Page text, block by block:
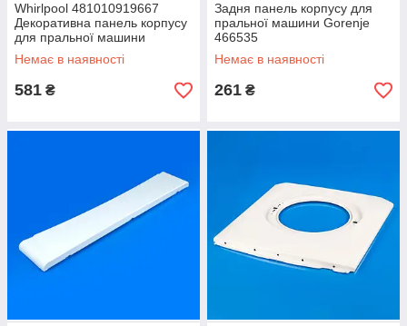
Whirlpool 481010919667
Декоративна панель корпусу
для пральної машини
Немає в наявності
581 ₴
Задня панель корпусу для
пральної машини Gorenje
466535
Немає в наявності
261 ₴